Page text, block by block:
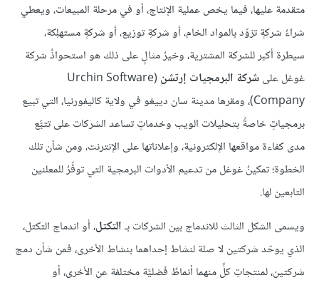
متقدمة عليها، فيما يخص عملية الإنتاج، أو في مرحلة المبيعات، ويعطي
شراءُ شركةٍ تزوِّد بالمواد الخام، أو شركةِ توزيع، أو شركةٍ مستهلِكة،
سيطرة أكبر للشركة المشترية، وخيرُ مثالٍ على ذلك هو استحواذُ شركة
غوغل علىشركة البرمجيات إرتشن (Urchin Software
Company)، ومقرها مدينة سان دييغو في ولاية كاليفورنيا، التي تبيع
برمجياتٍ خاصةً بتحليلات الويب وخدماتٍ تساعد الشركات على تتبُّع
مدى كفاءة مواقعها الإلكترونية، وإعلاناتها على الإنترنت، ومن شأن تلك
الخطوة؛ تمكينُ غوغل من تدعيم الأدوات البرمجية التي توفِّرُ للمعلنين
التابعين لها.
ويسمى الشكل الثالث للاندماج بين الشركات بـالتكتل، أو اندماج التكتل،
الذي يوحّد شركتين لا صلة لنشاط إحداهما بنشاط الأخرى، فمن شأن دمج
شركتين، لمنتجاتِ كلٍّ منهما أنماطٌ فَصْليَّة مختلفة عن الأخرى، أو